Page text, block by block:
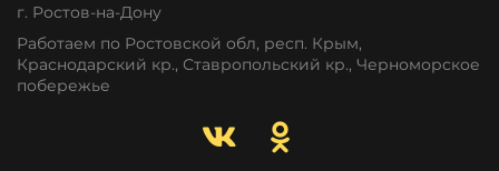
г. Ростов-на-Дону
Работаем по Ростовской обл, респ. Крым,
Краснодарский кр., Ставропольский кр., Черноморское
побережье